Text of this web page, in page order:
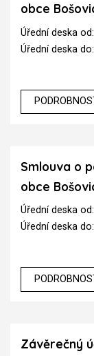
obce
Úřední deska
Úřední deska
Smlouva o
obce
Úřední deska
Úřední deska
Závěrečný